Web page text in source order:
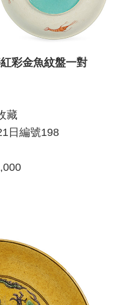
彩金魚紋盤一對
藏
日編號198